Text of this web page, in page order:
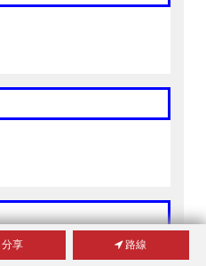
分享 路線